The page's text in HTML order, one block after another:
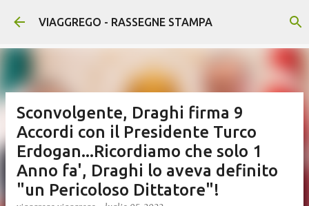
Passa ai contenuti principali
VIAGGREGO - RASSEGNE STAMPA
Sconvolgente, Draghi firma 9
Accordi con il Presidente Turco
Erdogan...Ricordiamo che solo 1
Anno fa', Draghi lo aveva definito
"un Pericoloso Dittatore"!